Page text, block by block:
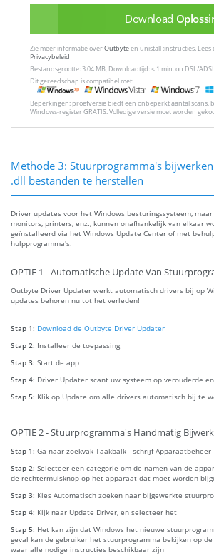
Download
Zie meer informatie overOutbyteen unistall :instructies.
Privacybeleid
Bestandsgrootte: 3.04 MB, Downloadtijd: < 1 min. on DSL/
Dit gereedschap is compatibel met:
Beperkingen: proefversie biedt een onbeperkt aantal scans,
Windows-register GRATIS. Volledige versie moet worden
Methode 3: Stuurprogramma's
.dll bestanden te herstellen
Driver updates voor het Windows besturingssysteem,
monitors, printers, enz., kunnen onafhankelijk van elkaar
geïnstalleerd via het Windows Update Center of met
hulpprogramma's.
OPTIE 1 - Automatische Update Van
Outbyte Driver Updater werkt automatisch drivers bij op
updates behoren nu tot het verleden!
Stap 1: Download de Outbyte Driver Updater
Stap 2: Installeer de toepassing
Stap 3: Start de app
Stap 4: Driver Updater scant uw systeem op verouderde
Stap 5: Klik op Update om alle drivers automatisch bij te
OPTIE 2 - Stuurprogramma's Handmatig
Stap 1: Ga naar zoekvak Taakbalk - schrijf
Stap 2: Selecteer een categorie om de namen van de
de rechtermuisknop op het apparaat dat moet worden
Stap 3: Kies Automatisch zoeken naar bijgewerkte
Stap 4: Kijk naar Update Driver, en selecteer het
Stap 5: Het kan zijn dat Windows het nieuwe
geval kan de gebruiker het stuurprogramma bekijken op
waar alle nodige instructies beschikbaar zijn